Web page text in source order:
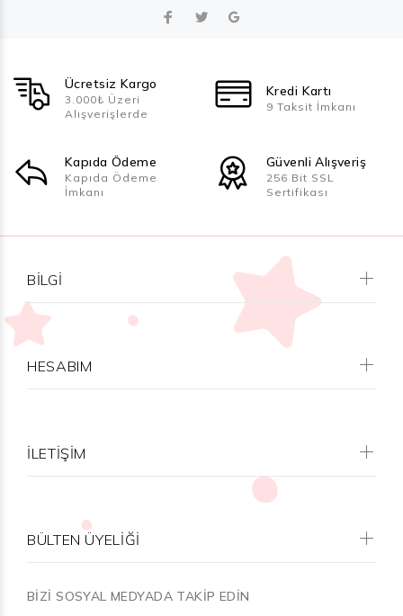
Ücretsiz Kargo
3.000₺ Üzeri
Alışverişlerde
Kredi Kartı
9 Taksit İmkanı
Kapıda Ödeme
Kapıda Ödeme
İmkanı
Güvenli Alışveriş
256 Bit SSL
Sertifikası
BILGI
HESABIM
İLETİŞİM
BÜLTEN ÜYELİĞİ
BİZİ SOSYAL MEDYADA TAKİP EDİN